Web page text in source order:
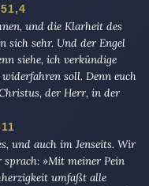
und die Klarheit des
sich sehr. Und der Engel
siehe, ich verkündige
soll. Denn euch
der Herr, in der
und auch im Jenseits. Wir
»Mit meiner Pein
umfaßt alle